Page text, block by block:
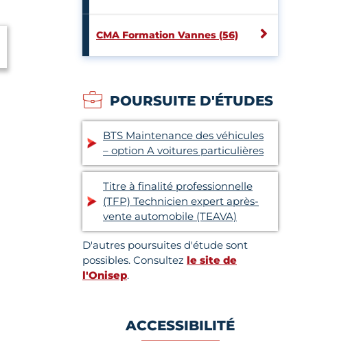
CMA Formation Vannes (56)
POURSUITE D'ÉTUDES
BTS Maintenance des véhicules
– option A voitures particulières
Titre à finalité professionnelle
(TFP) Technicien expert après-
vente automobile (TEAVA)
D'autres poursuites d'étude sont
possibles. Consultez le site de
l'Onisep.
ACCESSIBILITÉ